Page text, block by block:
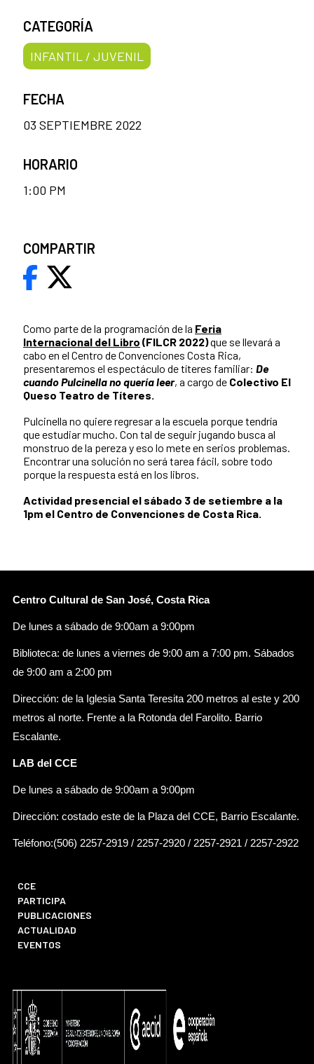
Como parte de la programación de la Feria
Internacional del Libro (FILCR 2022)que se llevará a
cabo en el Centro de Convenciones Costa Rica,
presentaremos el espectáculo de títeres familiar: De
cuando Pulcinella no quería leer, a cargo de Colectivo El
Queso Teatro de Títeres.
Pulcinella no quiere regresar a la escuela porque tendría
que estudiar mucho. Con tal de seguir jugando busca al
monstruo de la pereza y eso lo mete en serios problemas.
Encontrar una solución no será tarea fácil, sobre todo
porque la respuesta está en los libros.
Actividad presencial el sábado 3 de setiembre a la
1pm el Centro de Convenciones de Costa Rica.
CATEGORÍA
INFANTIL / JUVENIL
FECHA
03 SEPTIEMBRE 2022
HORARIO
1:00 PM
COMPARTIR
Centro Cultural de San José, Costa Rica
De lunes a sábado de 9:00am a 9:00pm
Biblioteca: de lunes a viernes de 9:00 am a 7:00 pm. Sábados
de 9:00 am a 2:00 pm
Dirección: de la Iglesia Santa Teresita 200 metros al este y 200
metros al norte. Frente a la Rotonda del Farolito. Barrio
Escalante.
LAB del CCE
De lunes a sábado de 9:00am a 9:00pm
Dirección: costado este de la Plaza del CCE, Barrio Escalante.
Teléfono:(506) 2257-2919 / 2257-2920 / 2257-2921 / 2257-2922
CCE
PARTICIPA
PUBLICACIONES
ACTUALIDAD
EVENTOS